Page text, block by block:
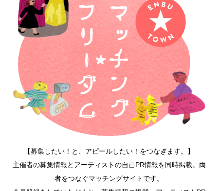
【募集したい！と、アピールしたい！をつなぎます。】
主催者の募集情報とアーティストの自己PR情報を同時掲載。両
者をつなぐマッチングサイトです。